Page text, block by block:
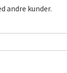
andre kunder.